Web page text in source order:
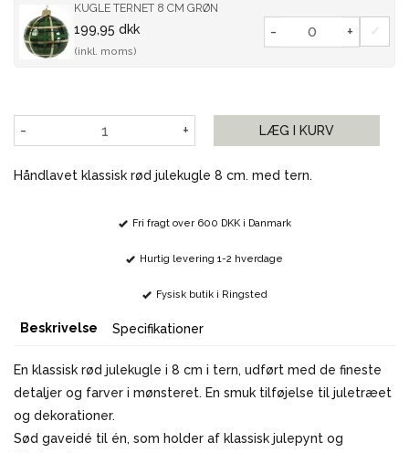
KUGLE TERNET 8 CM GRØN
199,95 dkk
(inkl. moms)
- +
- + LÆG I KURV
Håndlavet klassisk rød julekugle 8 cm. med tern.
Fri fragt over 600 DKK i Danmark
Hurtig levering 1-2 hverdage
Fysisk butik i Ringsted
Beskrivelse Specifikationer
En klassisk rød julekugle i 8 cm i tern, udført med de fineste
detaljer og farver i mønsteret. En smuk tilføjelse til juletræet
og dekorationer.
Sød gaveidé til én, som holder af klassisk julepynt og